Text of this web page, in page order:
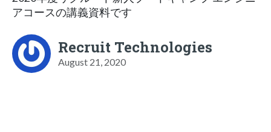
アコースの講義資料です
Recruit Technologies
August 21, 2020